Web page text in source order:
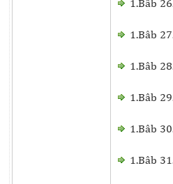
1.Bâb
1.Bâb
1.Bâb
1.Bâb
1.Bâb
1.Bâb